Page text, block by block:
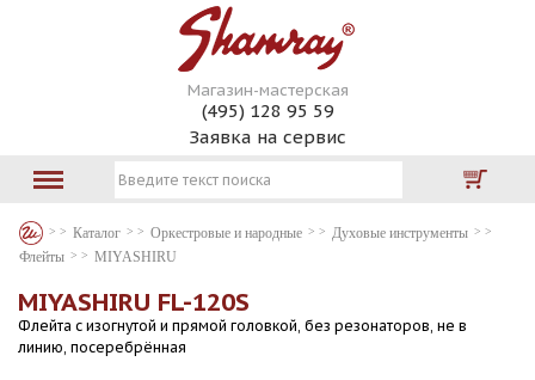
Магазин-мастерская
(495) 128 95 59
Заявка на сервис
Каталог Оркестровые и народные
Духовые инструменты
Флейты
MIYASHIRU
MIYASHIRU FL-120S
Флейта с изогнутой и прямой головкой, без резонаторов, не в
линию, посеребрённая